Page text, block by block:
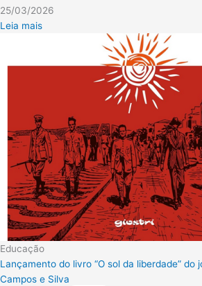
25/03/2026
Leia mais
Educação
Lançamento do livro “O sol da liberdade” do
Campos e Silva